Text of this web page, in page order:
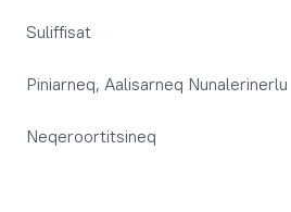
Suliffisat
Piniarneq, Aalisarneq Nunalerinerlu
Neqeroortitsineq